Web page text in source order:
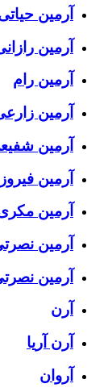
آرمین
آرمین
آرمین رام
آرمین
آرمین
آرمین
آرمین
آرمین
آرمین
آرن
آرن آریا
آروان